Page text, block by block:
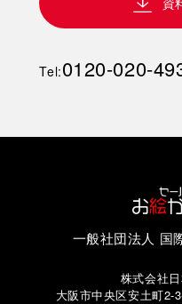
Tel:0120-020-
一般社団法人 国
株式会社
大阪市中央区安土町2-